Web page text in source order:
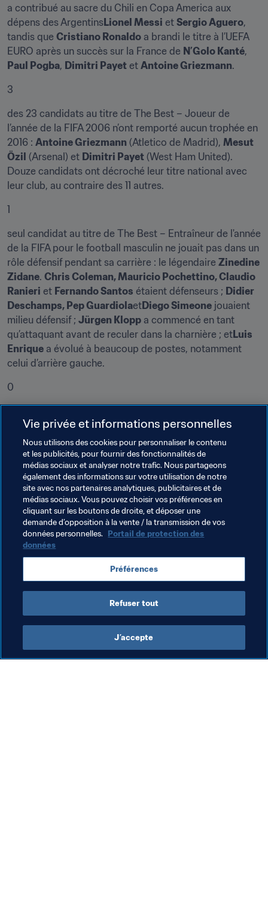
a contribué au sacre du Chili en Copa America aux
dépens des Argentins Lionel Messi et Sergio Aguero,
tandis que Cristiano Ronaldo a brandi le titre à l’UEFA
EURO après un succès sur la France de N’Golo Kanté
Paul Pogba, Dimitri Payet et Antoine Griezmann.
3
des 23 candidats au titre de The Best – Joueur de
l’année de la FIFA 2006 n’ont remporté aucun trophée en
2016 : Antoine Griezmann (Atletico de Madrid), Mesut
Özil (Arsenal) et Dimitri Payet (West Ham United).
Douze candidats ont décroché leur titre national avec
leur club, au contraire des 11 autres.
1
seul candidat au titre de The Best – Entraîneur de l'année
de la FIFA pour le football masculin ne jouait pas dans un
rôle défensif pendant sa carrière : le légendaire Zinedine
Zidane. Chris Coleman, Mauricio Pochettino, Claudio
Ranieri et Fernando Santos étaient défenseurs ; Didier
Deschamps, Pep Guardiolaet Diego Simeone jouaient
milieu défensif ; Jürgen Klopp a commencé en tant
qu’attaquant avant de reculer dans la charnière ; et Luis
Enrique a évolué à beaucoup de postes, notamment
celui d’arrière gauche.
0
Kanté au début de l’année 2016. Gianluigi Buffon, quant
à lui, en avait déjà accumulé 154.
Thèmes en lien
Argentina Brazil Canada Chile
England France Germany Italy
Portugal Spain Sweden UEFA
Concacaf CONMEBOL
Vie privée et informations personnelles
Nous utilisons des cookies pour personnaliser le contenu
et les publicités, pour fournir des fonctionnalités de
médias sociaux et analyser notre trafic. Nous partageons
également des informations sur votre utilisation de notre
site avec nos partenaires analytiques, publicitaires et de
médias sociaux. Vous pouvez choisir vos préférences en
cliquant sur les boutons de droite, et déposer une
demande d’opposition à la vente / la transmission de vos
données personnelles. Portail de protection des
données
Préférences
Refuser tout
J’accepte